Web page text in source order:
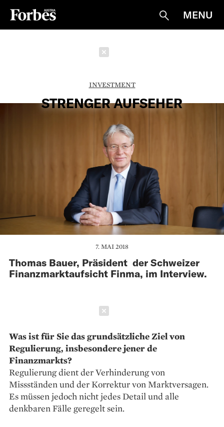
Suche
MENU
INVESTMENT
STRENGER AUFSEHER
7. MAI 2018
Thomas Bauer, Präsident der Schweizer
Finanzmarktaufsicht Finma, im Interview.
Was ist für Sie das grundsätzliche Ziel von
Regulierung, insbesondere jener de
Finanzmarkts?
Regulierung dient der Verhinderung von
Missständen und der Korrektur von Marktversagen.
Es müssen jedoch nicht jedes Detail und alle
denkbaren Fälle geregelt sein.